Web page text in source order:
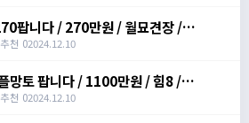
팝니다 / 270만원 / 월묘견장 /
o/srDmv3Wf
천 02024.12.10
o/srDmv3Wf
천 02024.12.10